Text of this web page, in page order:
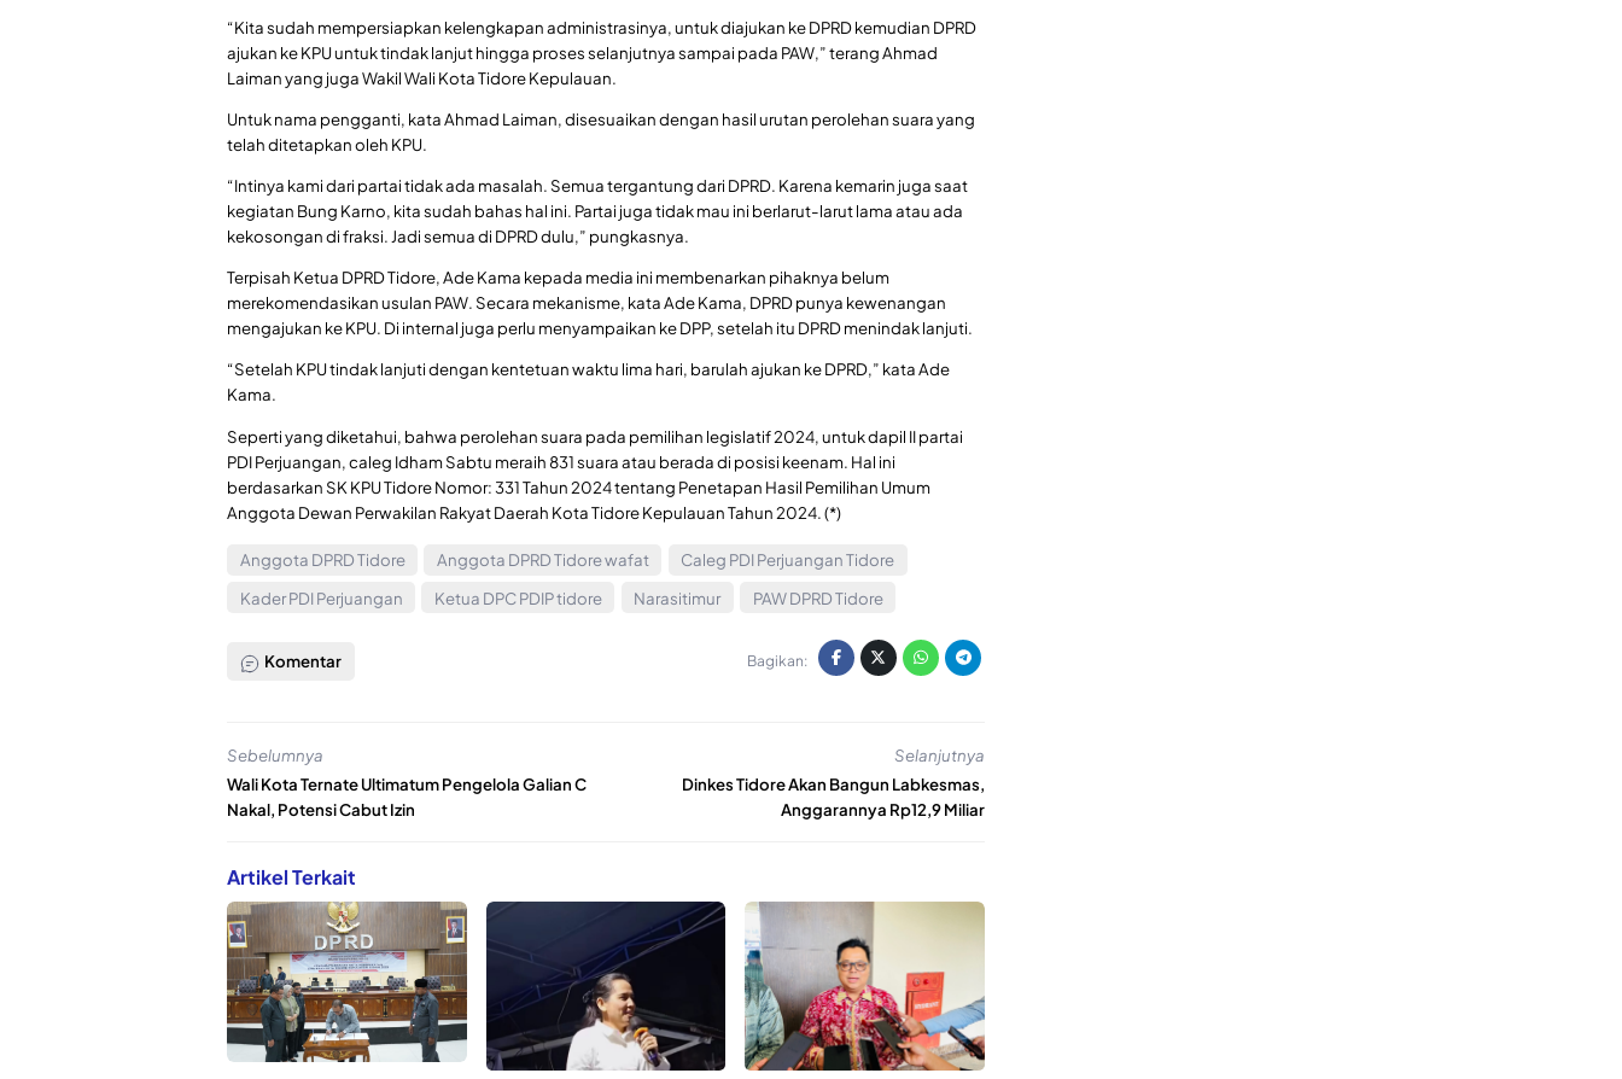
“Kita sudah mempersiapkan kelengkapan administrasinya, untuk diajukan ke DPRD kemudian DPRD
ajukan ke KPU untuk tindak lanjut hingga proses selanjutnya sampai pada PAW,” terang Ahmad
Laiman yang juga Wakil Wali Kota Tidore Kepulauan.
Untuk nama pengganti, kata Ahmad Laiman, disesuaikan dengan hasil urutan perolehan suara yang
telah ditetapkan oleh KPU.
“Intinya kami dari partai tidak ada masalah. Semua tergantung dari DPRD. Karena kemarin juga saat
kegiatan Bung Karno, kita sudah bahas hal ini. Partai juga tidak mau ini berlarut-larut lama atau ada
kekosongan di fraksi. Jadi semua di DPRD dulu,” pungkasnya.
Terpisah Ketua DPRD Tidore, Ade Kama kepada media ini membenarkan pihaknya belum
merekomendasikan usulan PAW. Secara mekanisme, kata Ade Kama, DPRD punya kewenangan
mengajukan ke KPU. Di internal juga perlu menyampaikan ke DPP, setelah itu DPRD menindak lanjuti.
“Setelah KPU tindak lanjuti dengan kentetuan waktu lima hari, barulah ajukan ke DPRD,” kata Ade
Kama.
Seperti yang diketahui, bahwa perolehan suara pada pemilihan legislatif 2024, untuk dapil II partai
PDI Perjuangan, caleg Idham Sabtu meraih 831 suara atau berada di posisi keenam. Hal ini
berdasarkan SK KPU Tidore Nomor: 331 Tahun 2024 tentang Penetapan Hasil Pemilihan Umum
Anggota Dewan Perwakilan Rakyat Daerah Kota Tidore Kepulauan Tahun 2024. (*)
Anggota DPRD Tidore Anggota DPRD Tidore wafat
Caleg PDI Perjuangan Tidore
Kader PDI Perjuangan
Ketua DPC PDIP tidore Narasitimur PAW DPRD Tidore
Komentar Bagikan:
Sebelumnya
Wali Kota Ternate Ultimatum Pengelola Galian C
Nakal, Potensi Cabut Izin
Selanjutnya
Dinkes Tidore Akan Bangun Labkesmas,
Anggarannya Rp12,9 Miliar
Artikel Terkait